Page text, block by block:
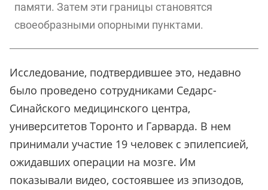
памяти. Затем эти границы становятся
своеобразными опорными пунктами.
Исследование, подтвердившее это, недавно
было проведено сотрудниками Седарс-
Синайского медицинского центра,
университетов Торонто и Гарварда. В нем
принимали участие 19 человек с эпилепсией,
ожидавших операции на мозге. Им
показывали видео, состоявшее из эпизодов,